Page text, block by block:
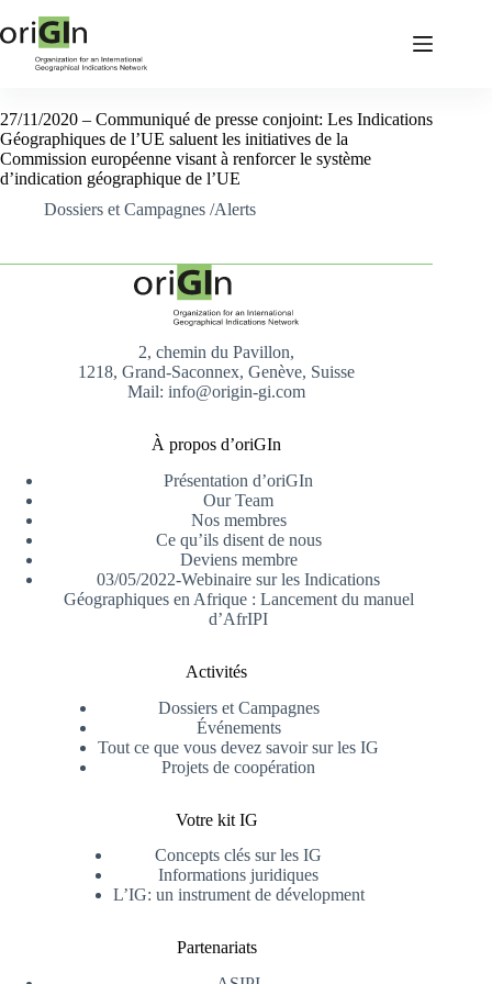
27/11/2020 – Communiqué de presse conjoint: Les Indications
Géographiques de l’UE saluent les initiatives de la
Commission européenne visant à renforcer le système
d’indication géographique de l’UE
Dossiers et Campagnes /Alerts
2, chemin du Pavillon,
1218, Grand-Saconnex, Genève, Suisse
Mail: info@origin-gi.com
À propos d’oriGIn
Présentation d’oriGIn
Our Team
Nos membres
Ce qu’ils disent de nous
Deviens membre
03/05/2022-Webinaire sur les Indications
Géographiques en Afrique : Lancement du manuel
d’AfrIPI
Activités
Dossiers et Campagnes
Événements
Tout ce que vous devez savoir sur les IG
Projets de coopération
Votre kit IG
Concepts clés sur les IG
Informations juridiques
L’IG: un instrument de dévelopment
Partenariats